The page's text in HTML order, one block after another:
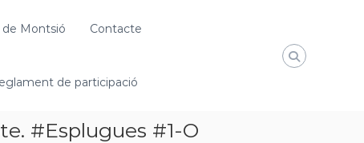
Montsió Contacte
de participació
#Esplugues #1-O